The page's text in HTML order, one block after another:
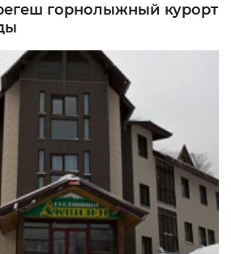
горнолыжный курорт